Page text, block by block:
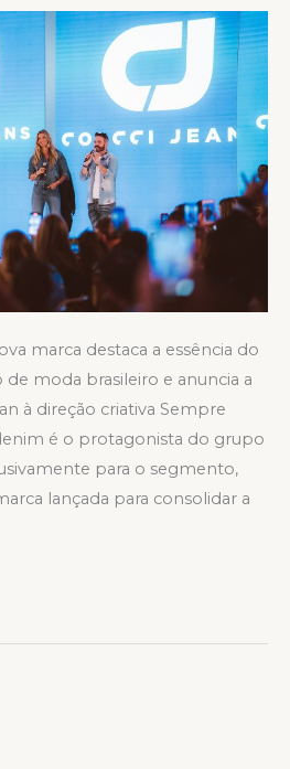
marca destaca a essência do
moda brasileiro e anuncia a
à direção criativa Sempre
é o protagonista do grupo
para o segmento,
lançada para consolidar a